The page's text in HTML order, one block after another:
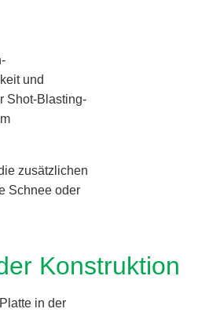
und
Shot-Blasting-
zusätzlichen
Schnee oder
Konstruktion
in der